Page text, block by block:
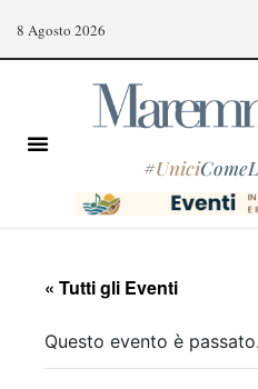
8 Agosto 2026
#Unici
« Tutti gli Eventi
Questo evento è passato.